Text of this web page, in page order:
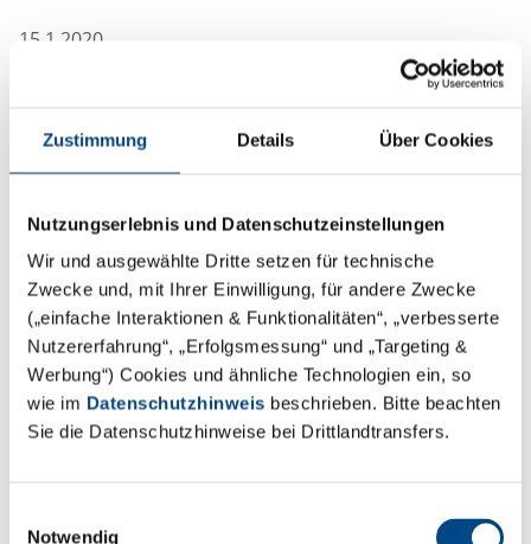
Zustimmung Details Über Cookies
Nutzungserlebnis und Datenschutzeinstellungen
Wir und ausgewählte Dritte setzen für technische
Zwecke und, mit Ihrer Einwilligung, für andere Zwecke
(„einfache Interaktionen & Funktionalitäten“, „verbesserte
Nutzererfahrung“, „Erfolgsmessung“ und „Targeting &
Werbung“) Cookies und ähnliche Technologien ein, so
wie im Datenschutzhinweis beschrieben. Bitte beachten
Sie die Datenschutzhinweise bei Drittlandtransfers.
Notwendig
15.1.2020
Trinkwasserverordnung (TrinkwV)
Trinkwassererwärmung mit einem Speicherinhalt von
mehr als 400 Litern und/oder einem Leitungsvolumen
mit mehr als drei Litern zwischen Speicher und
entferntester Entnahmestelle? Dann unterliegen Sie
der Untersuchungspflicht auf Legionellen laut TrinkwV.
Die GBA Group unterstützt Sie dabei Ihren
Verpflichtungen gegenüber den Behörden
nachzukommen.
Sie neben den Untersuchungen auch alle